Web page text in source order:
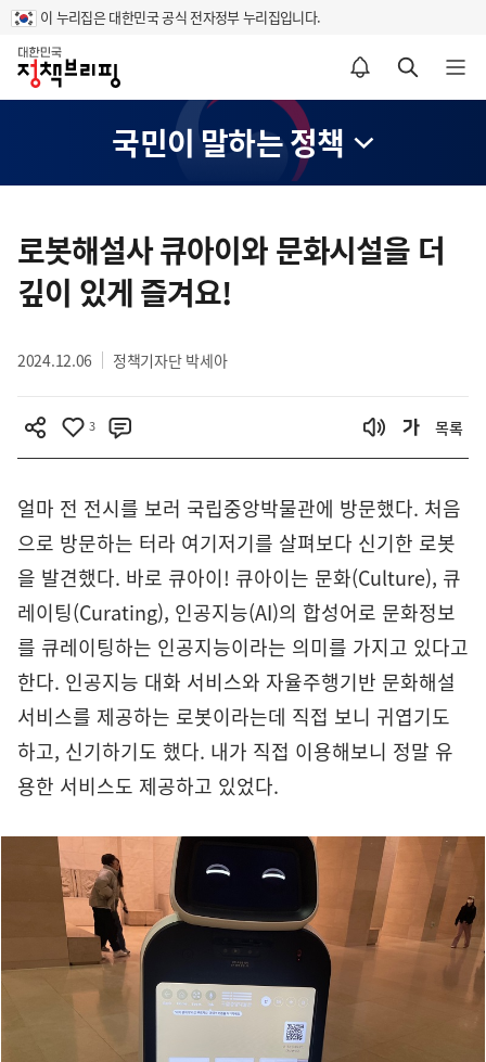
이 누리집은 대한민국 공식 전자정부 누리집입니다.
홈
알림설정 바로가기 검색 바로가기 메뉴 열기
국민이 말하는 정책
텐
츠
영
로봇해설사 큐아이와 문화시설을 더
깊이 있게 즐겨요!
2024.12.06 정책기자단 박세아
3 목록
얼마 전 전시를 보러 국립중앙박물관에 방문했다. 처음
으로 방문하는 터라 여기저기를 살펴보다 신기한 로봇
을 발견했다. 바로 큐아이! 큐아이는 문화(Culture), 큐
레이팅(Curating), 인공지능(AI)의 합성어로 문화정보
를 큐레이팅하는 인공지능이라는 의미를 가지고 있다고
한다. 인공지능 대화 서비스와 자율주행기반 문화해설
서비스를 제공하는 로봇이라는데 직접 보니 귀엽기도
하고, 신기하기도 했다. 내가 직접 이용해보니 정말 유
용한 서비스도 제공하고 있었다.